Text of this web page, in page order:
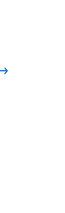
Leggi la news